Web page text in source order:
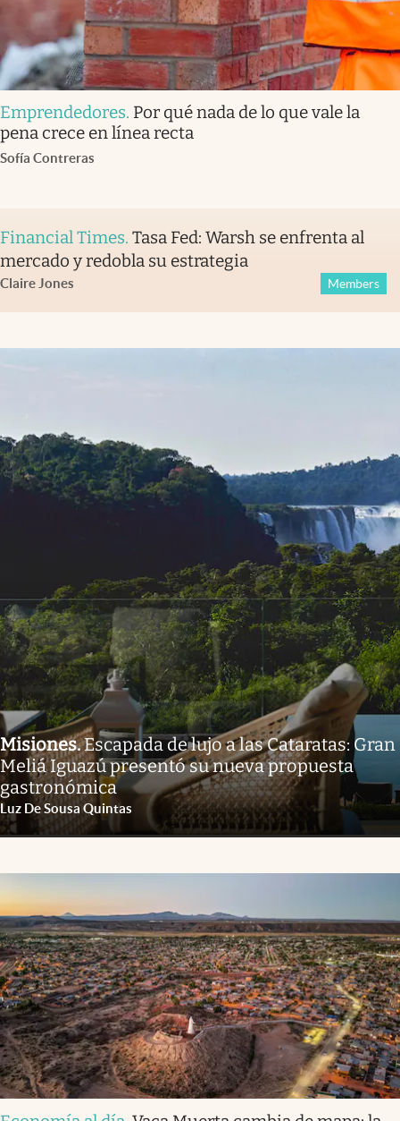
Emprendedores. Por qué nada de lo que vale la
pena crece en línea recta
Sofía Contreras
Financial Times. Tasa Fed: Warsh se enfrenta al
mercado y redobla su estrategia
Claire Jones Members
Misiones.Escapada de lujo a las Cataratas: Gran
Meliá Iguazú presentó su nueva propuesta
gastronómica
Luz De Sousa Quintas